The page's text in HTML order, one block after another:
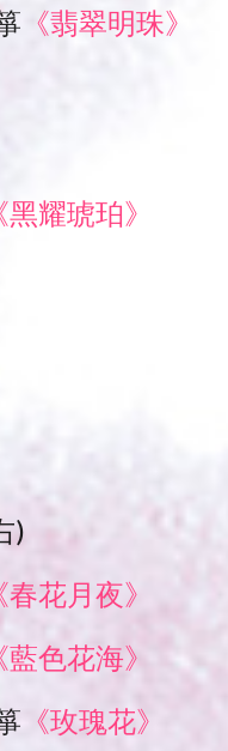
《翡翠明珠》
黑耀琥珀》
)
春花月夜》
藍色花海》
《玫瑰花》